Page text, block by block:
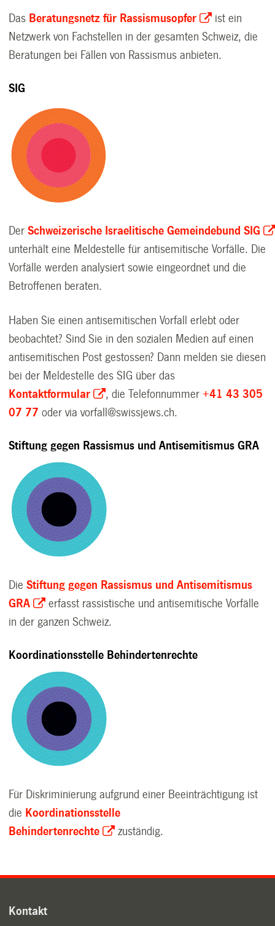
Das Beratungsnetz für Rassismusopfer
ist ein
Netzwerk von Fachstellen in der gesamten Schweiz, die
Beratungen bei Fällen von Rassismus anbieten.
SIG
DerSchweizerische Israelitische Gemeindebund SIG
unterhält eine Meldestelle für antisemitische Vorfälle. Die
Vorfälle werden analysiert sowie eingeordnet und die
Betroffenen beraten.
Haben Sie einen antisemitischen Vorfall erlebt oder
beobachtet? Sind Sie in den sozialen Medien auf einen
antisemitischen Post gestossen? Dann melden sie diesen
bei der Meldestelle des SIG über das
Kontaktformular
, die Telefonnummer+41 43 305
07 77 oder via vorfall@swissjews.ch.
Stiftung gegen Rassismus und Antisemitismus GRA
DieStiftung gegen Rassismus und Antisemitismus
GRA
erfasst rassistische und antisemitische Vorfälle
in der ganzen Schweiz.
Koordinationsstelle Behindertenrechte
Für Diskriminierung aufgrund einer Beeinträchtigung ist
die Koordinationsstelle
Behindertenrechte
zuständig.
Kontakt